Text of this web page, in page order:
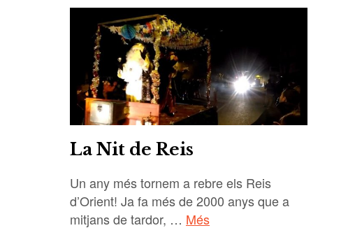
La Nit de Reis
Un any més tornem a rebre els Reis
d’Orient! Ja fa més de 2000 anys que a
mitjans de tardor, … Més